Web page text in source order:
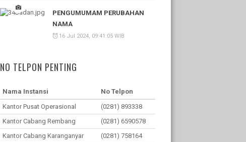
PENGUMUMAM PERUBAHAN
NAMA
16 Jul 2024, 09:41:05 WIB
NO TELPON PENTING
Nama Instansi
No Telpon
Kantor Pusat Operasional
(0281) 893338
Kantor Cabang Rembang
(0281) 6590578
Kantor Cabang Karanganyar
(0281) 758164